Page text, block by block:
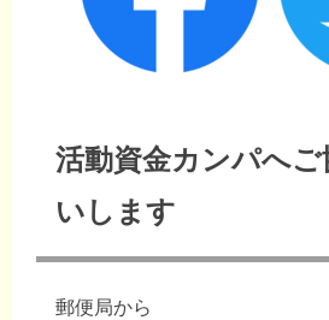
活動資金カンパへ
いします
郵便局から